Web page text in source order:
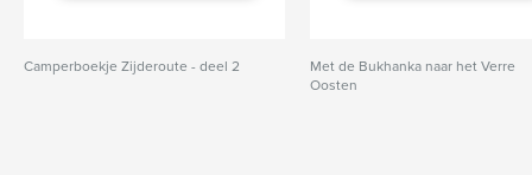
Camperboekje Zijderoute - deel 2
Met de Bukhanka naar het Verre
Oosten